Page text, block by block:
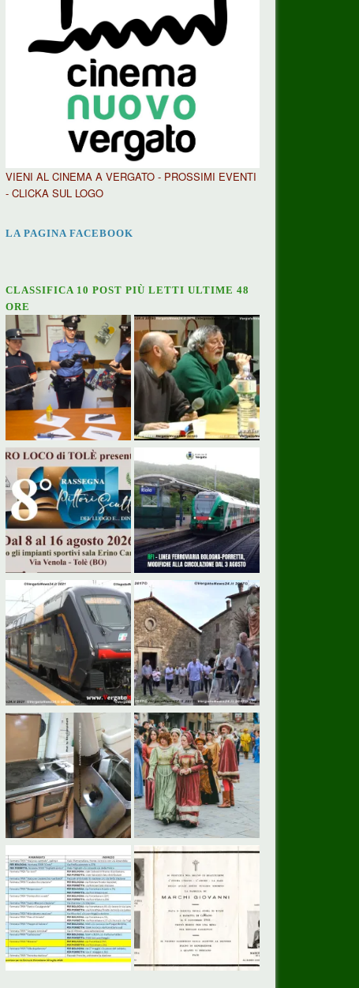
VIENI AL CINEMA A VERGATO - PROSSIMI EVENTI
- CLICKA SUL LOGO
LA PAGINA FACEBOOK
CLASSIFICA 10 POST PIÙ LETTI ULTIME 48
ORE